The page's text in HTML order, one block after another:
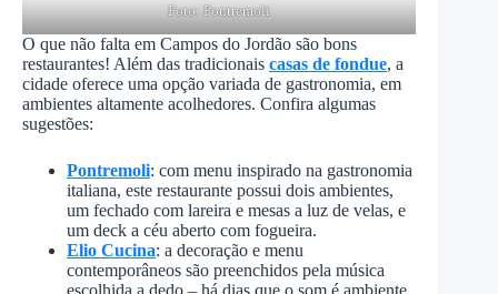
Foto:Pontremoli
O que não falta em Campos do Jordão são bons
restaurantes! Além das tradicionais casas de fondue, a
cidade oferece uma opção variada de gastronomia, em
ambientes altamente acolhedores. Confira algumas
sugestões:
Pontremoli: com menu inspirado na gastronomia
italiana, este restaurante possui dois ambientes,
um fechado com lareira e mesas a luz de velas, e
um deck a céu aberto com fogueira.
Elio Cucina: a decoração e menu
contemporâneos são preenchidos pela música
escolhida a dedo – há dias que o som é ambiente